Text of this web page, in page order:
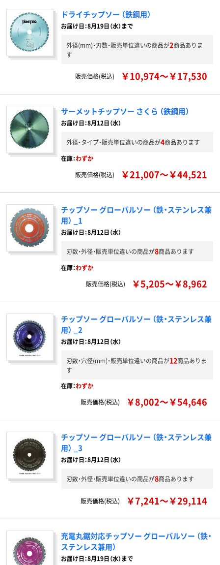
ドライチップソー （鉄鋼用）
お届け日：8月19日（水）まで
外径(mm)・刃数・販売単位違いの商品が2商品ありま
す
販売価格(税込) ￥10,974～￥17,530
サーメットチップソー さくら （鉄鋼用）
お届け日：8月12日（水）
外径・タイプ・販売単位違いの商品が4商品あります
在庫：わずか
販売価格(税込)
￥21,007～￥44,521
チップソー グローバルソー （鉄・ステンレス兼
用） _1
お届け日：8月12日（水）
刃数・外径・販売単位違いの商品が8商品あります
在庫：わずか
販売価格(税込)
￥5,205～￥8,962
チップソー グローバルソー （鉄・ステンレス兼
用） _2
お届け日：8月12日（水）
刃数・穴径(mm)・販売単位違いの商品が12商品ありま
す
在庫：わずか
販売価格(税込)
￥8,002～￥54,646
チップソー グローバルソー （鉄・ステンレス兼
用） _3
お届け日：8月12日（水）
刃数・外径・販売単位違いの商品が8商品あります
販売価格(税込) ￥7,241～￥29,114
充電丸鋸対応チップソー グローバルソー （鉄・
ステンレス兼用）
お届け日：8月19日（水）まで